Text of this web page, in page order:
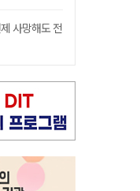
사망해도 전